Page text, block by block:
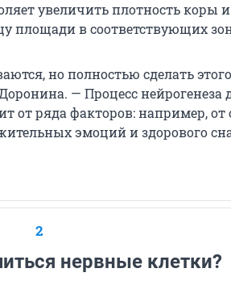
увеличить плотность коры и
площади в соответствующих
но полностью сделать
— Процесс нейрогенеза
от ряда факторов: например, от
эмоций и здорового
2
нервные клетки?